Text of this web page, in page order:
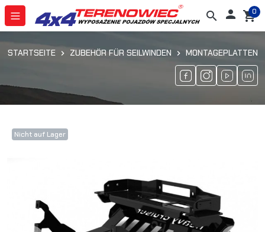
search  shopping_cart
0
STARTSEITE ZUBEHÖR FÜR SEILWINDEN MONTAGEPLATTEN
Nicht auf Lager